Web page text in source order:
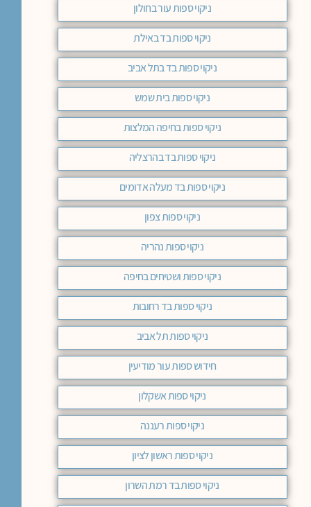
ניקוי ספות עור בחולון
ניקוי ספות בד באילת
ניקוי ספות בד בתל אביב
ניקוי ספות בית שמש
ניקוי ספות בחיפה המלצות
ניקוי ספות בד בהרצליה
ניקוי ספות בד מעלה אדומים
ניקוי ספות צפון
ניקוי ספות נהריה
ניקוי ספות ושטיחים בחיפה
ניקוי ספות בד רחובות
ניקוי ספות תל אביב
חידוש ספות עור מודיעין
ניקוי ספות אשקלון
ניקוי ספות רעננה
ניקוי ספות ראשון לציון
ניקוי ספות בד רמת השרון